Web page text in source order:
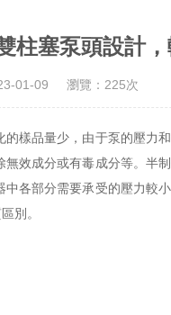
柱塞泵頭設計
01-09 瀏覽：225次
樣品量少，由于泵的壓力
效成分或有毒成分等。半
各部分需要承受的壓力
別。